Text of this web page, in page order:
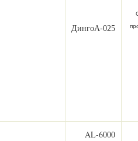
ДингоА-025
AL-6000